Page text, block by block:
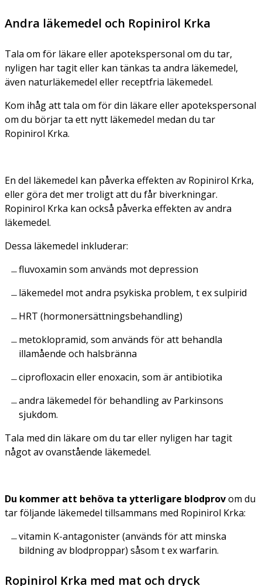
Andra läkemedel och Ropinirol Krka
Tala om för läkare eller apotekspersonal om du tar,
nyligen har tagit eller kan tänkas ta andra läkemedel,
även naturläkemedel eller receptfria läkemedel.
Kom ihåg att tala om för din läkare eller apotekspersonal
om du börjar ta ett nytt läkemedel medan du tar
Ropinirol Krka.
En del läkemedel kan påverka effekten av Ropinirol Krka,
eller göra det mer troligt att du får biverkningar.
Ropinirol Krka kan också påverka effekten av andra
läkemedel.
Dessa läkemedel inkluderar:
fluvoxamin som används mot depression
läkemedel mot andra psykiska problem, t ex sulpirid
HRT (hormonersättningsbehandling)
metoklopramid, som används för att behandla
illamående och halsbränna
ciprofloxacin eller enoxacin, som är antibiotika
andra läkemedel för behandling av Parkinsons
sjukdom.
Tala med din läkare om du tar eller nyligen har tagit
något av ovanstående läkemedel.
Du kommer att behöva ta ytterligare blodprovom du
tar följande läkemedel tillsammans med Ropinirol Krka:
vitamin K-antagonister (används för att minska
bildning av blodproppar) såsom t ex warfarin.
Ropinirol Krka med mat och dryck